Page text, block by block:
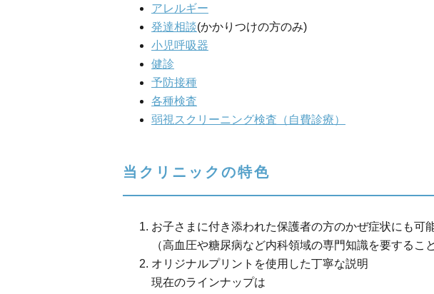
アレルギー
発達相談(かかりつけの方のみ)
小児呼吸器
健診
予防接種
各種検査
弱視スクリーニング検査 （自費診療）
当クリニックの特色
お子さまに付き添われた保護者の方のかぜ症状にも可
（高血圧や糖尿病など内科領域の専門知識を要するこ
オリジナルプリントを使用した丁寧な説明
現在のラインナップは